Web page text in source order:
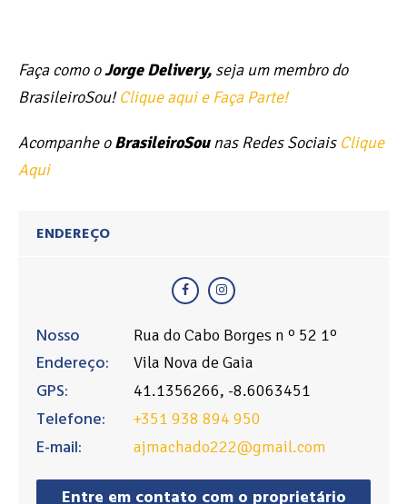
Faça como oJorge Delivery, seja um membro do
BrasileiroSou!Clique aqui e Faça Parte!
Acompanhe oBrasileiroSounas Redes Sociais Clique
Aqui
ENDEREÇO
Nosso
Endereço:
Rua do Cabo Borges n º 52 1º
Vila Nova de Gaia
GPS: 41.1356266, -8.6063451
Telefone: +351 938 894 950
E-mail: ajmachado222@gmail.com
Entre em contato com o proprietário